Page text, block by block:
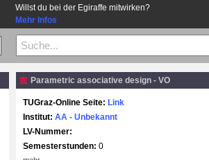
Willst du bei der Egiraffe mitwirken?
Mehr Infos
Parametric associative design - VO
TUGraz-Online Seite: Link
Institut: AA - Unbekannt
LV-Nummer:
Semesterstunden: 0